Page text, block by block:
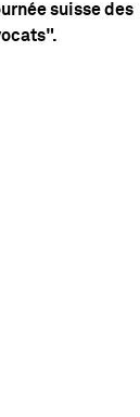
suisse des